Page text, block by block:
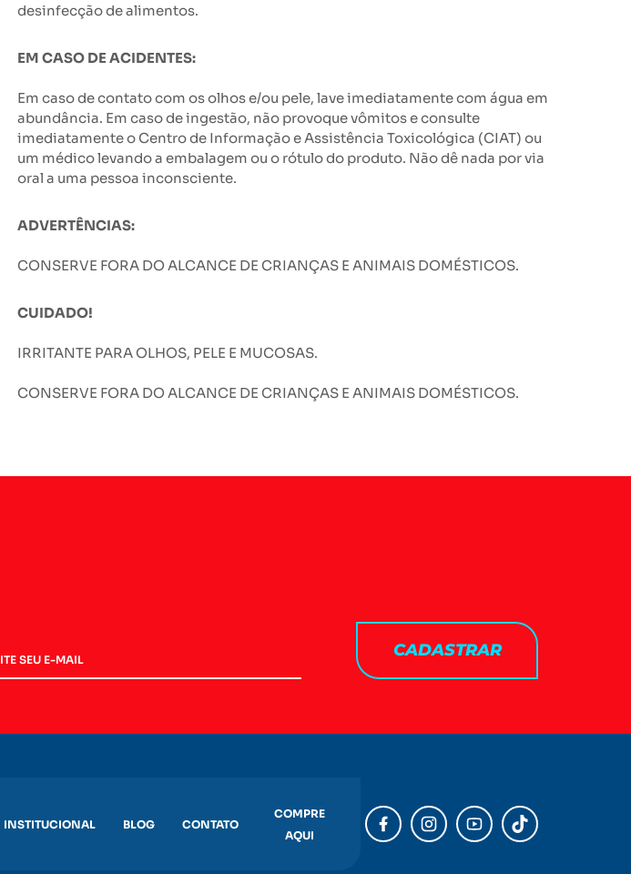
desinfecção de alimentos.
EM CASO DE ACIDENTES:
Em caso de contato com os olhos e/ou pele, lave imediatamente com água em
abundância. Em caso de ingestão, não provoque vômitos e consulte
imediatamente o Centro de Informação e Assistência Toxicológica (CIAT) ou
um médico levando a embalagem ou o rótulo do produto. Não dê nada por via
oral a uma pessoa inconsciente.
ADVERTÊNCIAS:
CONSERVE FORA DO ALCANCE DE CRIANÇAS E ANIMAIS DOMÉSTICOS.
CUIDADO!
IRRITANTE PARA OLHOS, PELE E MUCOSAS.
CONSERVE FORA DO ALCANCE DE CRIANÇAS E ANIMAIS DOMÉSTICOS.
CADASTRAR
INSTITUCIONAL BLOG CONTATO
COMPRE
AQUI